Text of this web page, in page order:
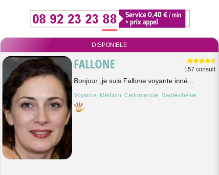
DISPONIBLE
FALLONE 157 consult.
Bonjour ,je suis Fallone voyante inné...
Voyance, Médium, Cartomancie, Radiésthésie